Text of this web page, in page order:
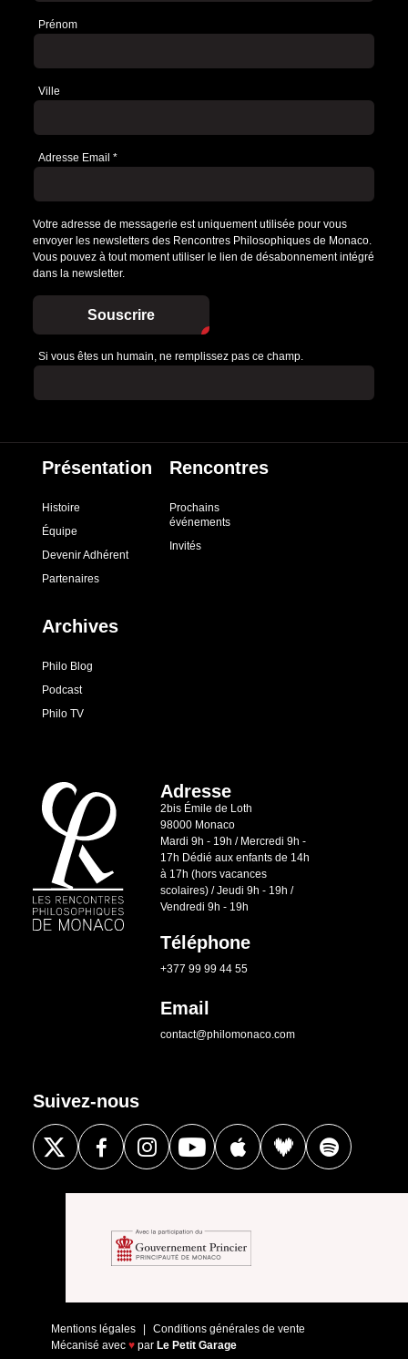
Prénom
Ville
Adresse Email *
Votre adresse de messagerie est uniquement utilisée pour vous
envoyer les newsletters des Rencontres Philosophiques de Monaco.
Vous pouvez à tout moment utiliser le lien de désabonnement intégré
dans la newsletter.
Souscrire
Si vous êtes un humain, ne remplissez pas ce champ.
Présentation
Histoire
Équipe
Devenir Adhérent
Partenaires
Rencontres
Prochains
événements
Invités
Archives
Philo Blog
Podcast
Philo TV
Adresse
2bis Émile de Loth
98000 Monaco
Mardi 9h - 19h / Mercredi 9h -
17h Dédié aux enfants de 14h
à 17h (hors vacances
scolaires) / Jeudi 9h - 19h /
Vendredi 9h - 19h
Téléphone
+377 99 99 44 55
Email
contact@philomonaco.com
Suivez-nous
Mentions légales
Conditions générales de vente
Mécanisé avec ♥ par Le Petit Garage